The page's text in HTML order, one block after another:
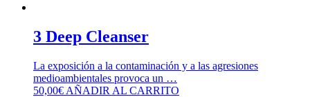
3 Deep Cleanser
La exposición a la contaminación y a las agresiones
medioambientales provoca un …
50,00€ AÑADIR AL CARRITO